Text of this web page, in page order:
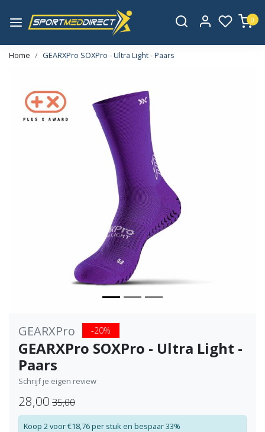
0
Home GEARXPro SOXPro - Ultra Light - Paars
GEARXPro -20%
GEARXPro SOXPro - Ultra Light -
Paars
Schrijf je eigen review
28,00 35,00
Koop 2 voor €18,76 per stuk en bespaar 33%